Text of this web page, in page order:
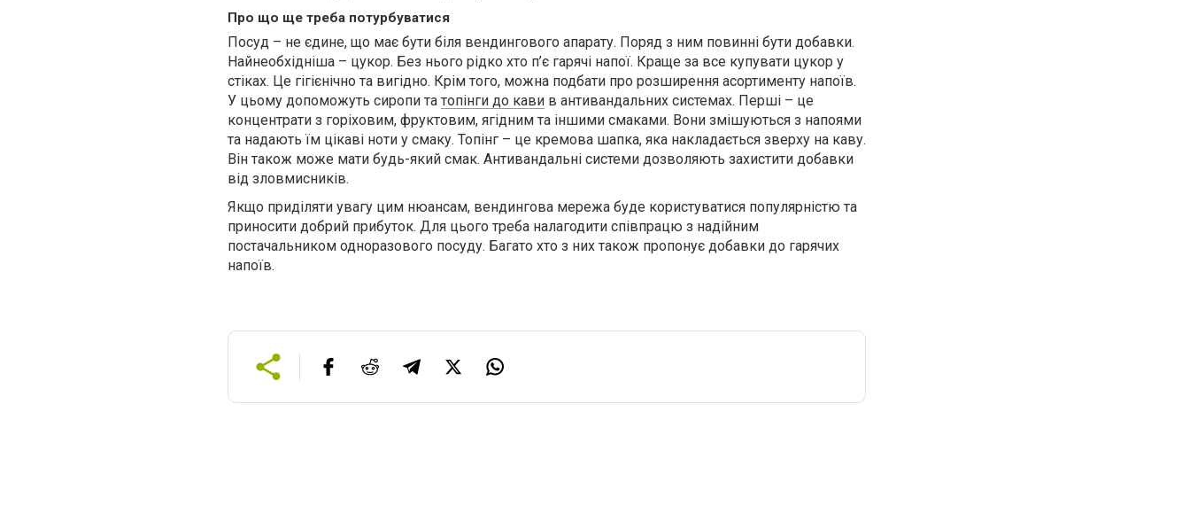
Про що ще треба потурбуватися
Посуд – не єдине, що має бути біля вендингового апарату. Поряд з ним повинні бути добавки.
Найнеобхідніша – цукор. Без нього рідко хто п’є гарячі напої. Краще за все купувати цукор у
стіках. Це гігієнічно та вигідно. Крім того, можна подбати про розширення асортименту напоїв.
У цьому допоможуть сиропи та топінги до кави в антивандальних системах. Перші – це
концентрати з горіховим, фруктовим, ягідним та іншими смаками. Вони змішуються з напоями
та надають їм цікаві ноти у смаку. Топінг – це кремова шапка, яка накладається зверху на каву.
Він також може мати будь-який смак. Антивандальні системи дозволяють захистити добавки
від зловмисників.
Якщо приділяти увагу цим нюансам, вендингова мережа буде користуватися популярністю та
приносити добрий прибуток. Для цього треба налагодити співпрацю з надійним
постачальником одноразового посуду. Багато хто з них також пропонує добавки до гарячих
напоїв.